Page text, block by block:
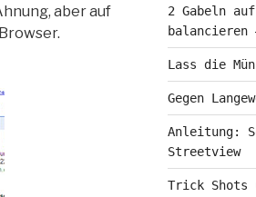
aber auf
2 Gabeln
Lass die
Gegen
Anleitung:
Streetview
Trick Shots